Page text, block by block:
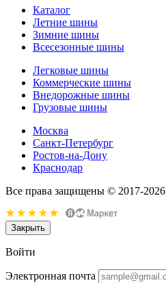
Каталог
Летние шины
Зимние шины
Всесезонные шины
Легковые шины
Коммерческие шины
Внедорожные шины
Грузовые шины
Москва
Санкт-Петербург
Ростов-на-Дону
Краснодар
Все права защищены © 2017-2026
Закрыть
Войти
Электронная почта